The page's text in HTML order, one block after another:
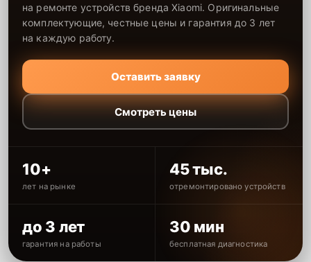
на ремонте устройств бренда Xiaomi. Оригинальные
комплектующие, честные цены и гарантия до 3 лет
на каждую работу.
Оставить заявку
Смотреть цены
10+
лет на рынке
45 тыс.
отремонтировано устройств
до 3 лет
гарантия на работы
30 мин
бесплатная диагностика